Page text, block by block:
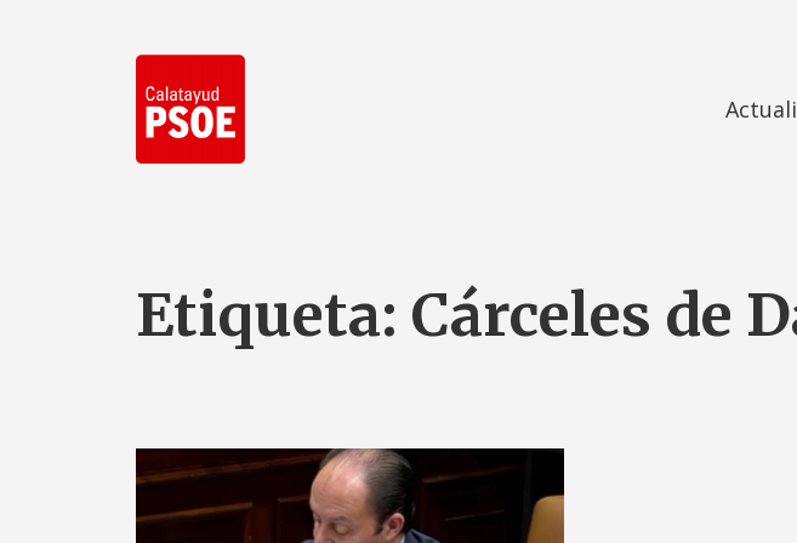
Etiqueta: Cárceles de